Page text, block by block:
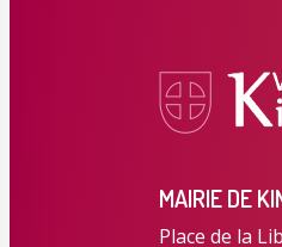
MAIRIE DE
Place de la